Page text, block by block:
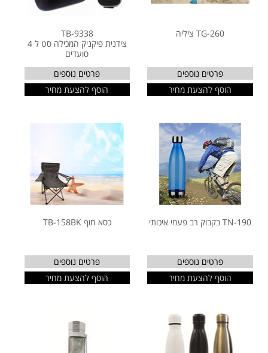
TG-260 ציליה
פרטים נוספים
הוסף להצעת מחיר
TB-9338
צידנית פיקניק המכילה סט ל 4
סועדים
פרטים נוספים
הוסף להצעת מחיר
TN-190 בקבוק רב פעמי איכותי
פרטים נוספים
הוסף להצעת מחיר
כסא חוף TB-158BK
פרטים נוספים
הוסף להצעת מחיר